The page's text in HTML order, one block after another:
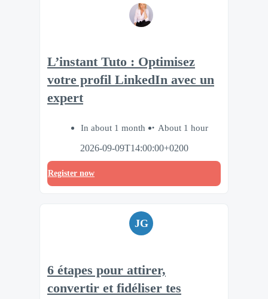
L’instant Tuto : Optimisez
votre profil LinkedIn avec un
expert
In about 1 month
About 1 hour
2026-09-09T14:00:00+0200
Register now
JG
6 étapes pour attirer,
convertir et fidéliser tes